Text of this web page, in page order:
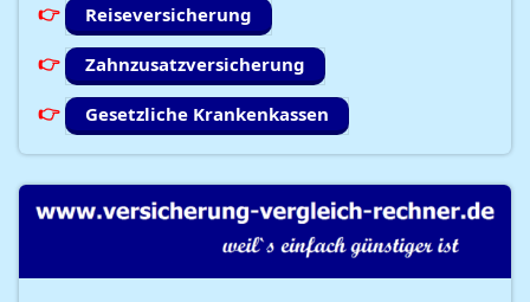
Reiseversicherung
Zahnzusatzversicherung
Gesetzliche Krankenkassen